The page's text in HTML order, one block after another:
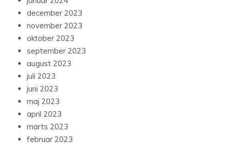
december 2023
november 2023
oktober 2023
september 2023
august 2023
juli 2023
juni 2023
maj 2023
april 2023
marts 2023
februar 2023